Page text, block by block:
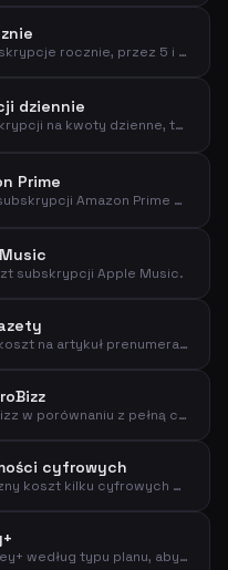
Zobacz, ile kosztują Twoje subskrypcje rocznie, przez 5 i 10 lat.
dziennie
Podziel miesięczny koszt subskrypcji na kwoty dzienne, tygodniowe i roczne.
Prime
Oblicz roczny i dzienny koszt subskrypcji Amazon Prime Video.
subskrypcji Apple Music.
Oblicz roczny, dzienny koszt i koszt na artykuł prenumeraty gazety.
Oblicz, ile oszczędzasz z BroBizz w porównaniu z pełną ceną za przejazd.
cyfrowych
Oblicz łączny miesięczny i roczny koszt kilku cyfrowych prenumerat.
Oblicz koszty subskrypcji Disney+ według typu planu, aby znaleźć miesięczne, roczne i dzienne wydatki na streaming.